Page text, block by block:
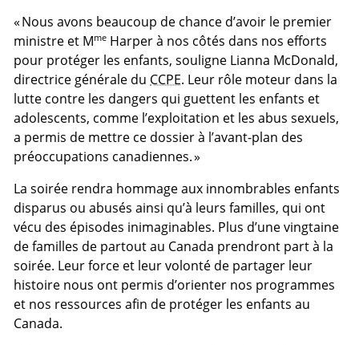
« Nous avons beaucoup de chance d’avoir le premier
ministre et Mme Harper à nos côtés dans nos efforts
pour protéger les enfants, souligne Lianna McDonald,
directrice générale du CCPE. Leur rôle moteur dans la
lutte contre les dangers qui guettent les enfants et
adolescents, comme l’exploitation et les abus sexuels,
a permis de mettre ce dossier à l’avant-plan des
préoccupations canadiennes. »
La soirée rendra hommage aux innombrables enfants
disparus ou abusés ainsi qu’à leurs familles, qui ont
vécu des épisodes inimaginables. Plus d’une vingtaine
de familles de partout au Canada prendront part à la
soirée. Leur force et leur volonté de partager leur
histoire nous ont permis d’orienter nos programmes
et nos ressources afin de protéger les enfants au
Canada.